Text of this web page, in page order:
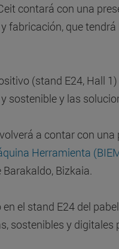
contará con una
fabricación, que
(stand E24, Hall
sostenible y las
a contar con
Herramienta
Bizkaia.
el stand E24 del
sostenibles y